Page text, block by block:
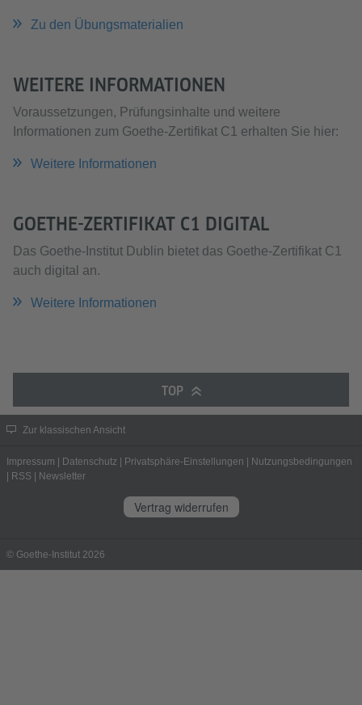
Zu den Übungsmaterialien
WEITERE INFORMATIONEN
Voraussetzungen, Prüfungsinhalte und weitere
Informationen zum Goethe-Zertifikat C1 erhalten Sie hier:
Weitere Informationen
GOETHE-ZERTIFIKAT C1 DIGITAL
Das Goethe-Institut Dublin bietet das Goethe-Zertifikat C1
auch digital an.
Weitere Informationen
TOP
Zur klassischen Ansicht
Impressum Datenschutz Privatsphäre-Einstellungen
Nutzungsbedingungen
RSS Newsletter
Vertrag widerrufen
© Goethe-Institut 2026